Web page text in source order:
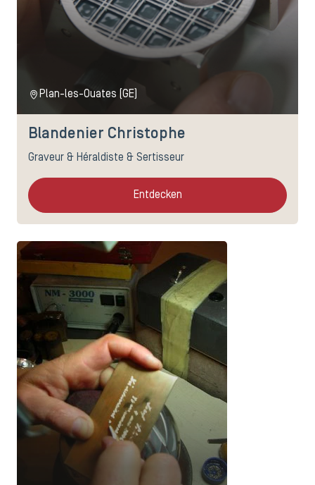
Plan-les-Ouates (GE)
Blandenier Christophe
Graveur & Héraldiste & Sertisseur
Entdecken